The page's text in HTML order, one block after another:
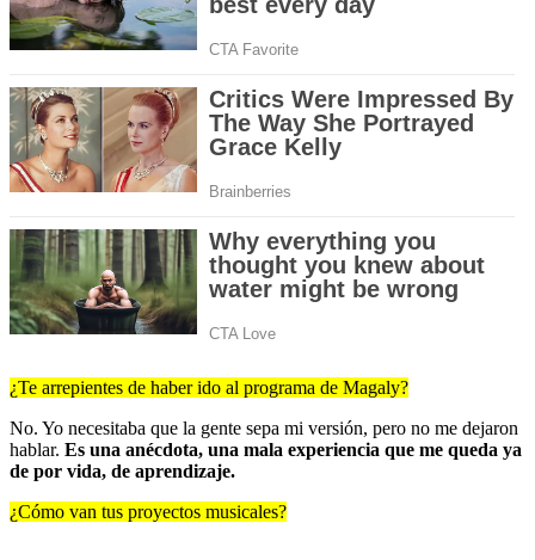
¿Te arrepientes de haber ido al programa de Magaly?
No. Yo necesitaba que la gente sepa mi versión, pero no me dejaron
hablar. Es una anécdota, una mala experiencia que me queda ya
de por vida, de aprendizaje.
¿Cómo van tus proyectos musicales?